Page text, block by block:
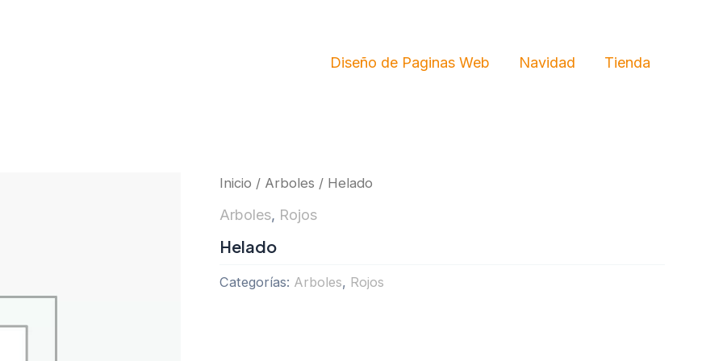
Diseño de Paginas Web Navidad Tienda
Inicio / Arboles / Helado
Arboles, Rojos
Helado
Categorías: Arboles, Rojos